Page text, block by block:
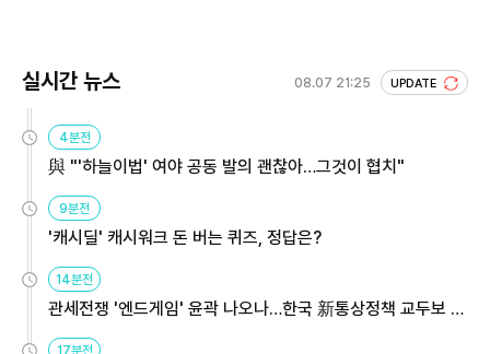
실시간 뉴스 08.07 21:25 UPDATE
4분전
與 "'하늘이법' 여야 공동 발의 괜찮아…그것이 협치"
9분전
'캐시딜' 캐시워크 돈 버는 퀴즈, 정답은?
14분전
관세전쟁 '엔드게임' 윤곽 나오나…한국 新통상정책 교두보 활
용해야